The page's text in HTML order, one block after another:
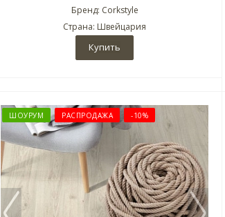
Бренд: Corkstyle
Страна: Швейцария
Купить
ШОУРУМ РАСПРОДАЖА -10%